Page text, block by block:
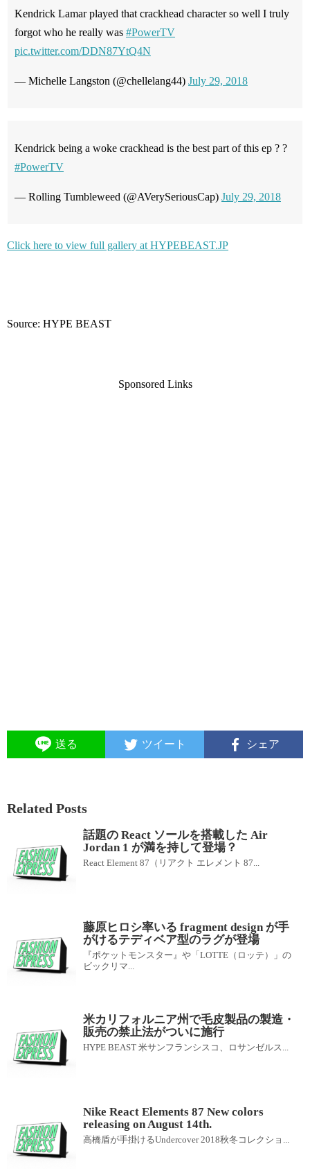
Kendrick Lamar played that crackhead character so well I truly
forgot who he really was #PowerTV
pic.twitter.com/DDN87YtQ4N
— Michelle Langston (@chellelang44) July 29, 2018
Kendrick being a woke crackhead is the best part of this ep ? ?
#PowerTV
— Rolling Tumbleweed (@AVerySeriousCap) July 29, 2018
Click here to view full gallery at HYPEBEAST.JP
Source: HYPE BEAST
Sponsored Links
送る ツイート シェア
Related Posts
話題の React ソールを搭載した Air
Jordan 1 が満を持して登場？
React Element 87（リアクト エレメント 87...
藤原ヒロシ率いる fragment design が手
がけるテディベア型のラグが登場
『ポケットモンスター』や「LOTTE（ロッテ）」の
ビックリマ...
米カリフォルニア州で毛皮製品の製造・
販売の禁止法がついに施行
HYPE BEAST 米サンフランシスコ、ロサンゼルス...
Nike React Elements 87 New colors
releasing on August 14th.
高橋盾が手掛けるUndercover 2018秋冬コレクショ...